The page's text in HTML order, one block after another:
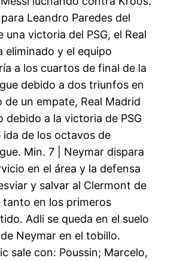
Leandro Paredes del
una victoria del PSG, el Real
eliminado y el equipo
a los cuartos de final de la
debido a dos triunfos en
de un empate, Real Madrid
debido a la victoria de PSG
de los octavos de
Min. 7 | Neymar dispara
en el área y la defensa
y salvar al Clermont de
tanto en los primeros
Adli se queda en el suelo
Neymar en el tobillo.
sale con: Poussin; Marcelo,